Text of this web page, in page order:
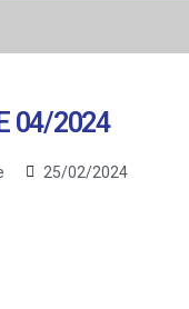
04/2024
25/02/2024